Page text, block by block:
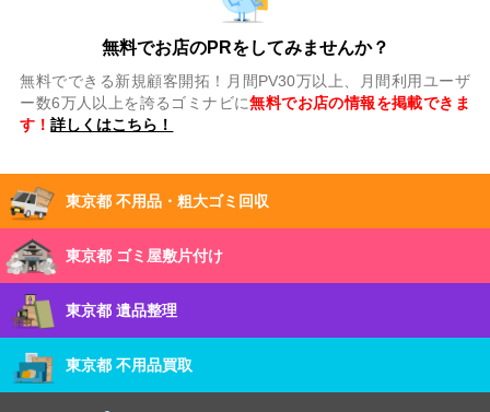
無料でお店のPRをしてみませんか？
無料でできる新規顧客開拓！月間PV30万以上、月間利用ユーザ
ー数6万人以上を誇るゴミナビに無料でお店の情報を掲載できま
す！詳しくはこちら！
東京都 不用品・粗大ゴミ回収
東京都 ゴミ屋敷片付け
東京都 遺品整理
東京都 不用品買取